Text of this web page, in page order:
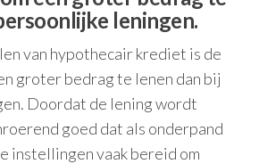
leningen.
van hypothecair krediet is de
groter bedrag te lenen dan bij
Doordat de lening wordt
goed dat als onderpand
instellingen vaak bereid om